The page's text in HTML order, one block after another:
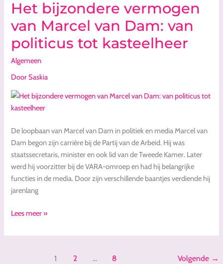
Het bijzondere vermogen
van Marcel van Dam: van
politicus tot kasteelheer
Algemeen
DoorSaskia
De loopbaan van Marcel van Dam in politiek en media Marcel van
Dam begon zijn carrière bij de Partij van de Arbeid. Hij was
staatssecretaris, minister en ook lid van de Tweede Kamer. Later
werd hij voorzitter bij de VARA-omroep en had hij belangrijke
functies in de media. Door zijn verschillende baantjes verdiende hij
jarenlang
Het
bijzondere
vermogen
van
Marcel
van
Dam:
van
politicus
tot
Lees meer »
1 2 … 8 Volgende →